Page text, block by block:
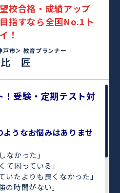
校合格・成績アップ
指すなら全国No.1ト
！
戸市＞ 教育プランナー
比 匠
受験・定期テスト対
うなお悩みはありませ
なかった」
て困っている」
いたよりも良くなかった」
の時間がない」